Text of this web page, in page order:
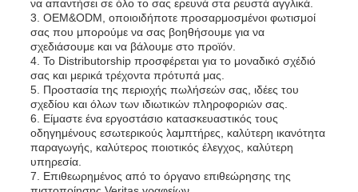
να απαντήσει σε όλο το σας ερευνά στα ρευστά αγγλικά.
3. OEM&ODM, οποιοιδήποτε προσαρμοσμένοι φωτισμοί
σας που μπορούμε να σας βοηθήσουμε για να
σχεδιάσουμε και να βάλουμε στο προϊόν.
4. Το Distributorship προσφέρεται για το μοναδικό σχέδιό
σας και μερικά τρέχοντα πρότυπά μας.
5. Προστασία της περιοχής πωλήσεών σας, ιδέες του
σχεδίου και όλων των ιδιωτικών πληροφοριών σας.
6. Είμαστε ένα εργοστάσιο κατασκευαστικός τους
οδηγημένους εσωτερικούς λαμπτήρες, καλύτερη ικανότητα
παραγωγής, καλύτερος ποιοτικός έλεγχος, καλύτερη
υπηρεσία.
7. Επιθεωρημένος από το όργανο επιθεώρησης της